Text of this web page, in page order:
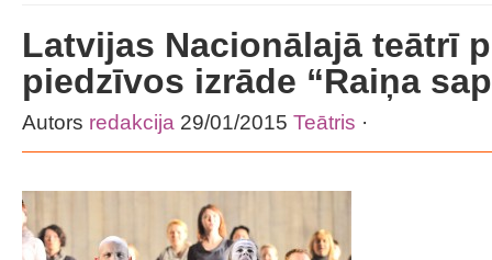
Latvijas Nacionālajā teātrī
piedzīvos izrāde “Raiņa
Autors redakcija 29/01/2015 Teātris ·